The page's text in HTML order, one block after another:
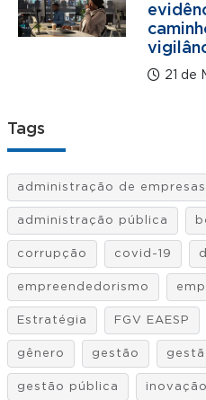
21 de
Tags
administração de empresas
administração pública
corrupção covid-19
empreendedorismo
Estratégia FGV EAESP
gênero gestão
gestão pública inovação